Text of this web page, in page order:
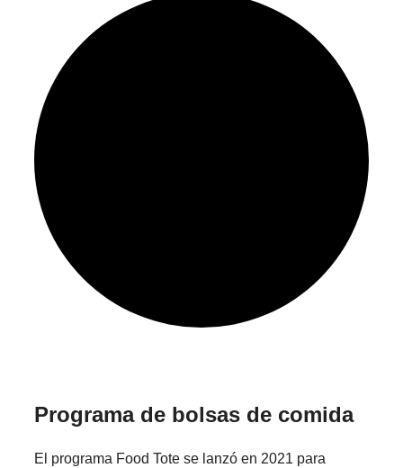
Programa de bolsas de comida
El programa Food Tote se lanzó en 2021 para